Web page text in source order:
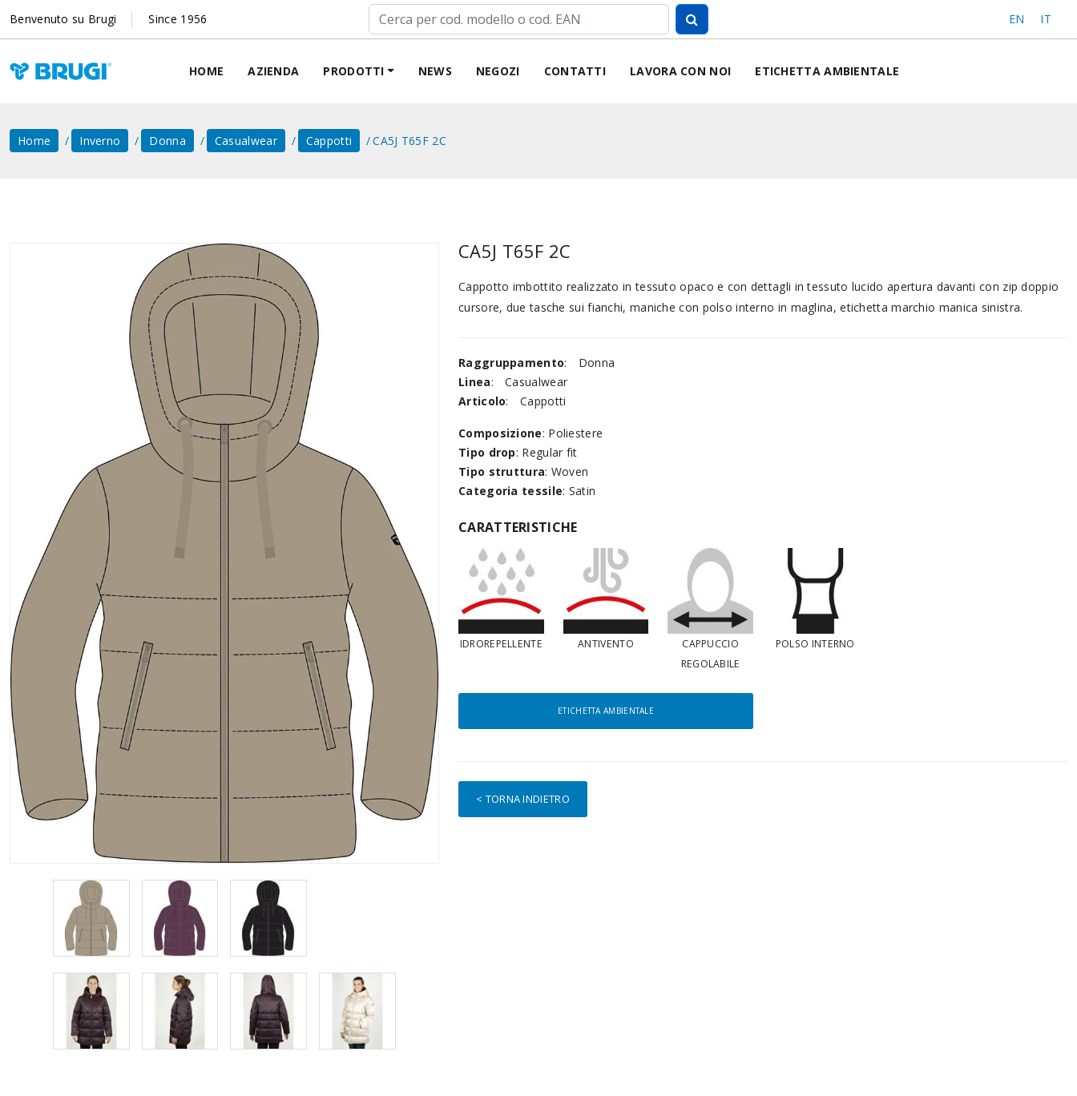
Benvenuto su Brugi Since 1956 EN IT
HOME AZIENDA PRODOTTI NEWS NEGOZI CONTATTI LAVORA CON NOI ETICHETTA AMBIENTALE
Home Inverno Donna Casualwear Cappotti CA5J T65F 2C
CA5J T65F 2C
Cappotto imbottito realizzato in tessuto opaco e con dettagli in tessuto lucido apertura davanti con zip doppio
cursore, due tasche sui fianchi, maniche con polso interno in maglina, etichetta marchio manica sinistra.
Raggruppamento:
Donna
Linea:
Casualwear
Articolo: Cappotti
Composizione: Poliestere
Tipo drop: Regular fit
Tipo struttura: Woven
Categoria tessile: Satin
CARATTERISTICHE
IDROREPELLENTE ANTIVENTO
CAPPUCCIO
REGOLABILE
POLSO INTERNO
ETICHETTA AMBIENTALE
< TORNA INDIETRO